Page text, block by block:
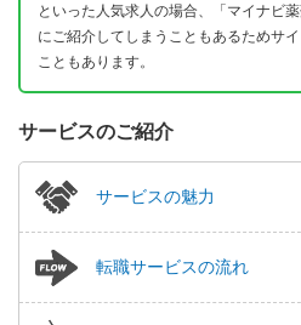
といった人気求人の場合、「マイナビ
にご紹介してしまうこともあるためサ
こともあります。
サービスのご紹介
サービスの魅力
転職サービスの流れ